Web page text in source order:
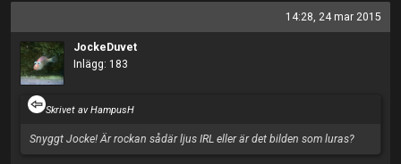
14:28, 24 mar 2015
JockeDuvet
Inlägg: 183
Skrivet av HampusH
Snyggt Jocke! Är rockan sådär ljus IRL eller är det bilden som luras?